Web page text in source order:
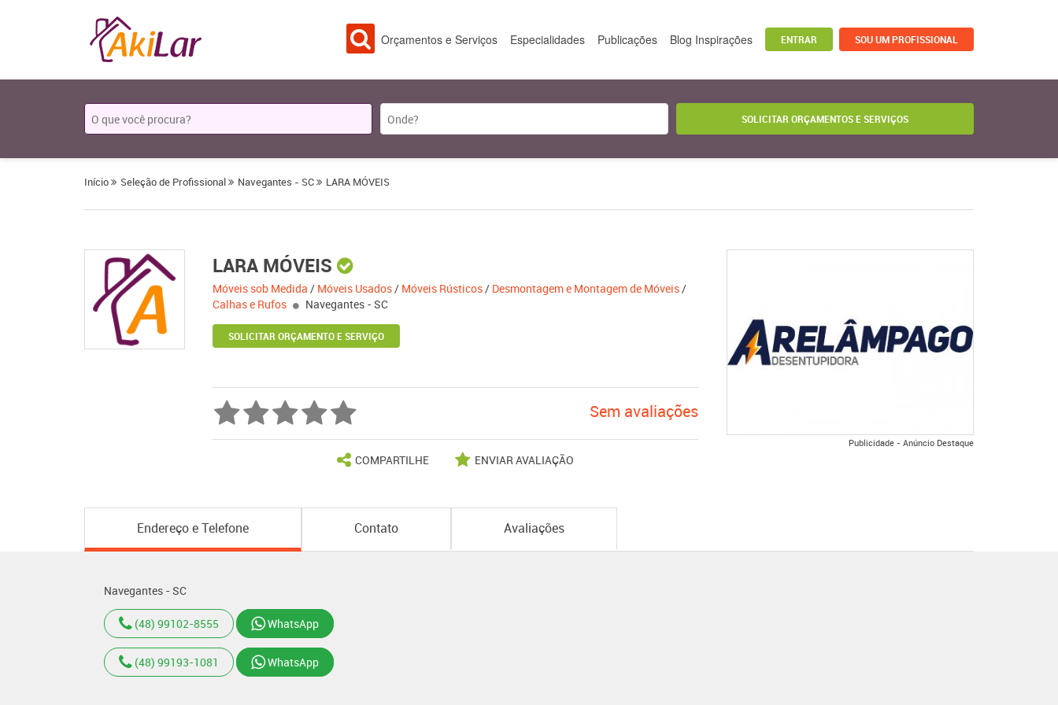
ENTRAR SOU UM PROFISSIONAL
Orçamentos e Serviços Especialidades Publicações Blog Inspirações
Início Seleção de Profissional Navegantes - SC LARA MÓVEIS
LARA MÓVEIS
Móveis sob Medida / Móveis Usados/ Móveis Rústicos/ Desmontagem e Montagem de Móveis/
Calhas e Rufos
Navegantes - SC
SOLICITAR ORÇAMENTO E SERVIÇO
Sem avaliações
COMPARTILHE ENVIAR AVALIAÇÃO
Publicidade - Anúncio Destaque
Endereço e Telefone Contato Avaliações
Navegantes - SC
(48) 99102-8555 WhatsApp
(48) 99193-1081 WhatsApp